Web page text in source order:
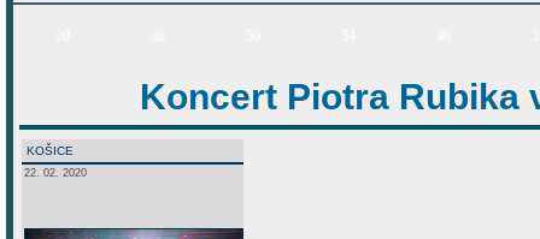
Koncert Piotra Rubika
KOŠICE
22. 02. 2020